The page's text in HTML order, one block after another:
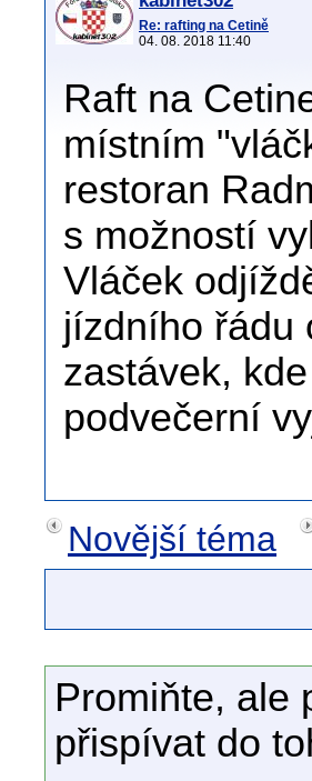
Re: rafting na Cetině
04. 08. 2018 11:40
Raft na
místním
restoran
s možností
Vláček
jízdního řádu
zastávek,
podvečerní
Novější téma
Promiňte, ale
přispívat do